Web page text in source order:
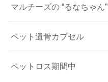
マルチーズの “るなちゃん”
ペット遺骨カプセル
ペットロス期間中